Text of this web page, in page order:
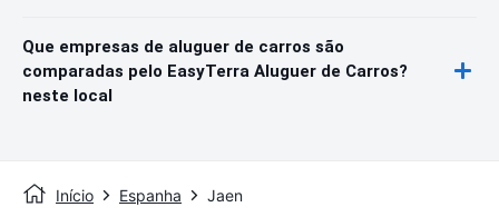
Que empresas de aluguer de carros são
comparadas pelo EasyTerra Aluguer de Carros?
neste local
Início Espanha Jaen